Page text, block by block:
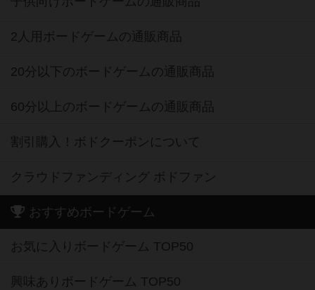
2人用ボードゲームの通販商品
20分以下のボードゲームの通販商品
60分以上のボードゲームの通販商品
割引購入！ボドクーポンについて
クラウドファンディング ボドファン
おすすめボードゲーム
お気に入りボードゲーム TOP50
興味ありボードゲーム TOP50